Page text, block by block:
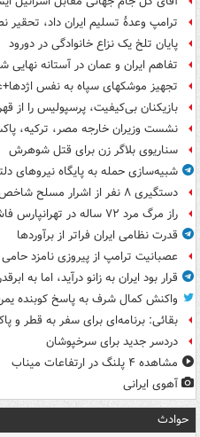
ترامپ وعدۀ تسلیم ایران داد،
پایان تلخ یک نزاع خانوادگی در دورود
تفاهم ایران و عمان در آستانه
تجهیز موشکهای سپاه به نفس
بازیکنان بی‌کیفیت، پرسپولیس را از
نشست وزیران خارجه مصر، ترکیه،
سناریوی بلاگر زن برای قتل شوهرش
شبیه‌سازی حمله به پایگاه نیروهای
دستگیری ۸ نفر از اشرار مسلح شاخص و مرتبطین گروهک های تروریستی
راز مرگ مرد ۷۲ ساله در تهرانپارس فاش شد
قدرت نظامی ایران فراتر از برآوردها
عصبانیت ترامپ از پیروزی نامزد
قرار بود ایران به زانو درآید، اما به
واکنش کمال شرف به پاسخ کوبنده
بقائی: برنامه‌ای برای سفر به قطر و
دردسر جدید برای سرخپوشان
مشاهده ۴ پلنگ در ارتفاعات میناب
آهوی ایرانی
حوادث